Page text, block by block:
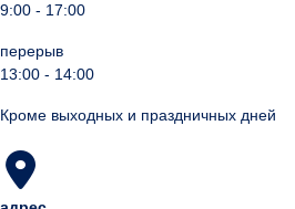
9:00 - 17:00
перерыв
13:00 - 14:00
Кроме выходных и праздничных дней